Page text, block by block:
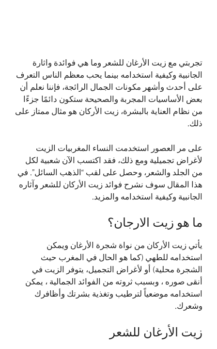
تجربتي مع زيت الأرغان للشعر وما هي فوائدة واثارة
الجانبية وكيفية استخدامه بينما يحب معظم الناس التعرف
على أحدث وأشهر مكونات الجمال الرائجة، فإننا نعلم أن
بعض الأساسيات المجربة والصحيحة ستكون دائمًا جزءًا
من نظام العناية بالبشرة، زيت الأركان هو مثال ممتاز على
ذلك.
على مر العصور استخدمت النساء المغربيات الزيت
لأغراض تجميلية ومع ذلك، فقد اكتسب الآن شعبية لكل
من الجلد والشعر، وحصل على لقب “الذهب السائل”. في
هذا المقال سوف نشرح فوائد زيت الأركان للشعر وآثاره
الجانبية وكيفية استخدامه والمزيد.
ما هو زيت الارجان؟
يأتي زيت الأركان من نواة شجرة الأرغان ويمكن
استخدامه للطهي (كما هو الحال في المغرب حيث
الشجرة محلية) أو لأغراض التجميل، يتوفر الزيت في
أنقى صوره ، وبسبب ثروته من الفوائد الجمالية ، يمكن
استخدامه موضعياً لترطيب وتغذية بشرتك وأظافرك
وشعرك.
زيت الأرغان للشعر